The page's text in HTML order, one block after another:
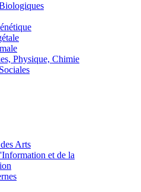
Physique, Chimie
Arts
et de la